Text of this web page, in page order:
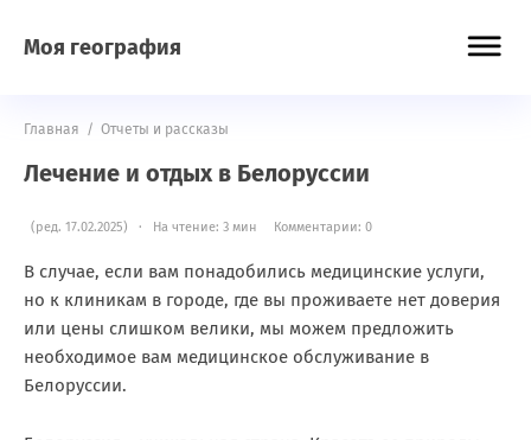
Моя география
Главная / Отчеты и рассказы
Лечение и отдых в Белоруссии
(ред. 17.02.2025) · На чтение: 3 мин Комментарии: 0
В случае, если вам понадобились медицинские услуги,
но к клиникам в городе, где вы проживаете нет доверия
или цены слишком велики, мы можем предложить
необходимое вам медицинское обслуживание в
Белоруссии.